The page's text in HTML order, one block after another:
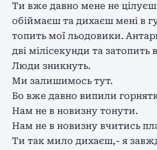
Ти вже давно мене не
обіймаєш та дихаєш мені в
топить мої льодовики.
дві мілісекунди та затопить
Люди зникнуть.
Ми залишимось тут.
Бо вже давно випили
Нам не в новизну тонути.
Нам не в новизну вчитись
Ти так мило дихаєш,- я